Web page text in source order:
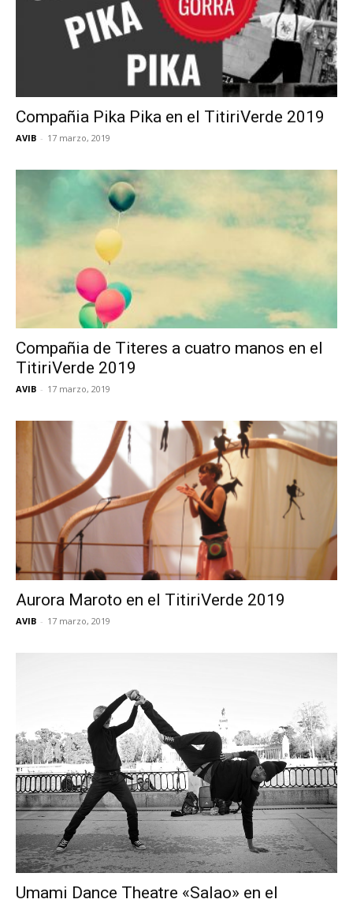
Compañia Pika Pika en el TitiriVerde 2019
AVIB - 17 marzo, 2019
Compañia de Titeres a cuatro manos en el
TitiriVerde 2019
AVIB - 17 marzo, 2019
Aurora Maroto en el TitiriVerde 2019
AVIB - 17 marzo, 2019
Umami Dance Theatre «Salao» en el